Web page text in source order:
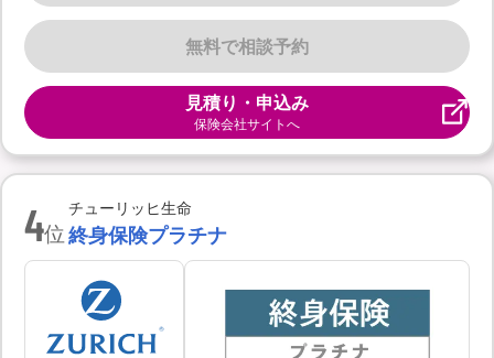
無料で相談予約
見積り・申込み
保険会社サイトへ
4位
チューリッヒ生命
終身保険プラチナ